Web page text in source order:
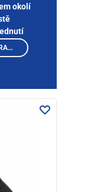
okolí
VYBRAT PRODEJNU A ZOBRAZIT PRODUKTY